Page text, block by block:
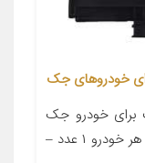
خودرو جک
S۵ سایر توضیحات – ضریب مصرف برای هر خودرو ۱ عدد –